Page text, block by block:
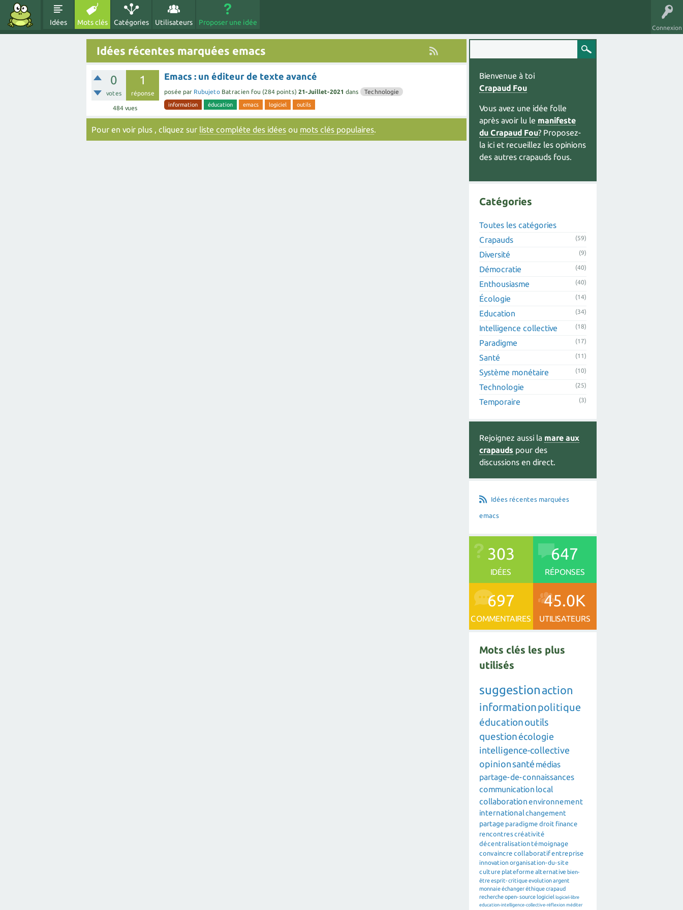
Connexion
Idées Mots clés Catégories Utilisateurs Proposer une idée
Idées récentes marquées emacs
0
votes
1
réponse
484 vues
Emacs : un éditeur de texte avancé
posée par Rubujeto Batracien fou (284 points) 21-Juillet-2021 dans Technologie
information éducation emacs logiciel outils
Pour en voir plus , cliquez sur liste compléte des idées ou mots clés populaires.
Bienvenue à toi
Crapaud Fou
Vous avez une idée folle
après avoir lu le manifeste
du Crapaud Fou? Proposez-
la ici et recueillez les opinions
des autres crapauds fous.
Catégories
Toutes les catégories
Crapauds
(59)
Diversité (9)
Démocratie (40)
Enthousiasme (40)
Écologie (14)
Education (34)
Intelligence collective (18)
Paradigme (17)
Santé (11)
Système monétaire (10)
Technologie (25)
Temporaire (3)
Rejoignez aussi la mare aux
crapauds pour des
discussions en direct.
Idées récentes marquées
emacs
303
IDÉES
647
RÉPONSES
697
COMMENTAIRES
45.0K
UTILISATEURS
Mots clés les plus
utilisés
suggestion action
informationpolitique
éducationoutils
question écologie
intelligence-collective
opinion santé médias
partage-de-connaissances
communication local
collaborationenvironnement
internationalchangement
partage paradigme droit finance
rencontrescréativité
décentralisation témoignage
convaincre collaboratifentreprise
innovation organisation-du-site
culture plateforme alternative bien-
êtreesprit-critiqueevolutionargent
monnaieéchangeréthiquecrapaud
rechercheopen-source logiciel logiciel-libre
education-intelligence-collective-réflexion méditer